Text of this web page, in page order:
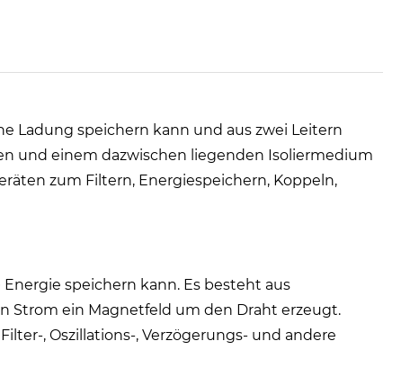
Ladung speichern kann und aus zwei Leitern
und einem dazwischen liegenden Isoliermedium
zum Filtern, Energiespeichern, Koppeln,
speichern kann. Es besteht aus
Strom ein Magnetfeld um den Draht erzeugt.
, Oszillations-, Verzögerungs- und andere